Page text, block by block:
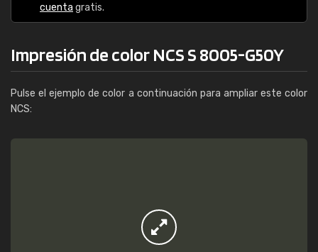
cuenta gratis.
Impresión de color NCS S 8005-G50Y
Pulse el ejemplo de color a continuación para ampliar este color
NCS: